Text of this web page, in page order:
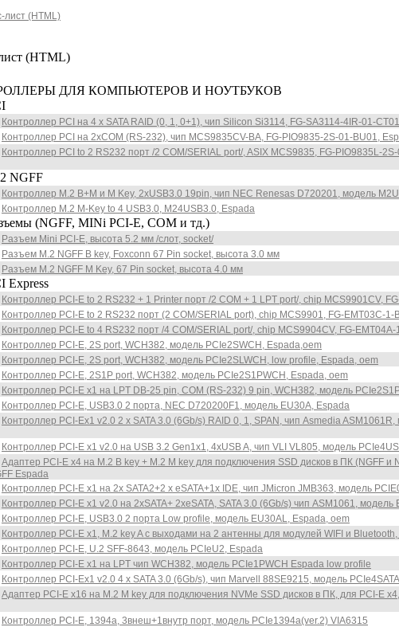
лист (HTML)
(HTML)
ДЛЯ КОМПЬЮТЕРОВ И НОУТБУКОВ
Контроллер PCI на 4 x SATA RAID (0, 1, 0+1), чип Silicon Si3114, FG-SA3114-4IR-01-
Контроллер PCI на 2xCOM (RS-232), чип MCS9835CV-BA, FG-PIO9835-2S-01-BU01,
Контроллер PCI to 2 RS232 порт /2 COM/SERIAL port/, ASIX MCS9835, FG-PIO9835L-
Контроллер M.2 B+M и M Key, 2хUSB3.0 19pin, чип NEC Renesas D720201, модель
Контроллер M.2 M-Key to 4 USB3.0, M24USB3.0, Espada
(NGFF, MINi PCI-E, COM и тд.)
Разъем Mini PCI-E, высота 5.2 мм /слот, socket/
Разъем M.2 NGFF B key, Foxconn 67 Pin socket, высота 3.0 мм
Разъем M.2 NGFF M Key, 67 Pin socket, высота 4.0 мм
Контроллер PCI-E to 2 RS232 + 1 Printer порт /2 COM + 1 LPT port/, chip MCS9901CV,
Контроллер PCI-E to 2 RS232 порт (2 COM/SERIAL port), chip MCS9901, FG-EMT03C-1-
Контроллер PCI-E to 4 RS232 порт /4 COM/SERIAL port/, chip MCS9904CV, FG-
Контроллер PCI-E, 2S port, WCH382, модель PCIe2SWCH, Espada,oem
Контроллер PCI-E, 2S port, WCH382, модель PCIe2SLWCH, low profile, Espada, oem
Контроллер PCI-E, 2S1P port, WCH382, модель PCIe2S1PWCH, Espada, oem
Контроллер PCI-E x1 на LPT DB-25 pin, COM (RS-232) 9 pin, WCH382, модель
Контроллер PCI-E, USB3.0 2 порта, NEC D720200F1, модель EU30A, Espada
Контроллер PCI-Ex1 v2.0 2 x SATA 3.0 (6Gb/s) RAID 0, 1, SPAN, чип Asmedia
Контроллер PCI-E x1 v2.0 на USB 3.2 Gen1x1, 4xUSB A, чип VLI VL805, модель
Адаптер PCI-E x4 на M.2 B key + M.2 M key для подключения SSD дисков в ПК (NGFF и
Espada
Контроллер PCI-E х1 на 2х SATA2+2 х eSATA+1х IDE, чип JMicron JMB363, модель
Контроллер PCI-E x1 v2.0 на 2xSATA+ 2xeSATA, SATA 3.0 (6Gb/s) чип ASM1061,
Контроллер PCI-E, USB3.0 2 порта Low profile, модель EU30AL, Espada, oem
Контроллер PCI-E x1, M.2 key A c выходами на 2 антенны для модулей WIFI и
Контроллер PCI-E, U.2 SFF-8643, модель PCIeU2, Espada
Контроллер PCI-E x1 на LPT чип WCH382, модель PCIe1PWCH Espada low profile
Контроллер PCI-Ex1 v2.0 4 x SATA 3.0 (6Gb/s), чип Marvell 88SE9215, модель
Адаптер PCI-E x16 на M.2 M key для подключения NVMe SSD дисков в ПК, для PCI-E
Контроллер PCI-E, 1394a, 3внеш+1внутр порт, модель PCIe1394a(ver.2) VIA6315